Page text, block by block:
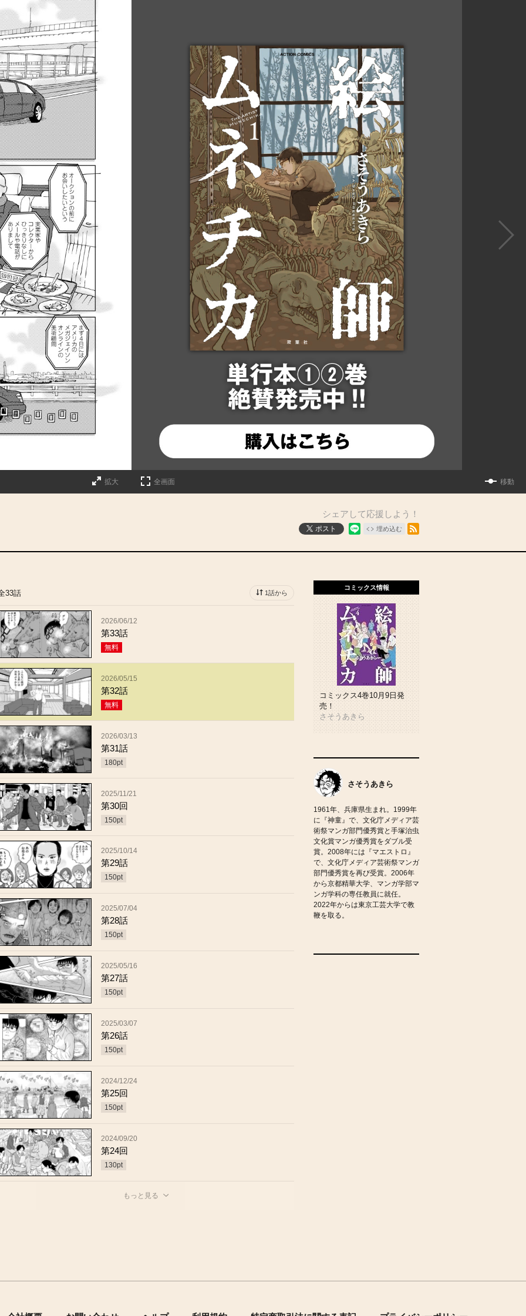
拡大 全画面 移動
シェアして応援しよう！
ポスト 埋め込む
33話 1話から
2026/06/12
第33話
無料
2026/05/15
第32話
無料
2026/03/13
第31話
180pt
2025/11/21
第30回
150pt
2025/10/14
第29話
150pt
2025/07/04
第28話
150pt
2025/05/16
第27話
150pt
2025/03/07
第26話
150pt
2024/12/24
第25回
150pt
2024/09/20
第24回
130pt
もっと見る
コミックス情報
コミックス4巻10月9日発
売！
さそうあきら
さそうあきら
1961年、兵庫県生まれ。1999年
に『神童』で、文化庁メディア芸
術祭マンガ部門優秀賞と手塚治虫
文化賞マンガ優秀賞をダブル受
賞。2008年には『マエストロ』
で、文化庁メディア芸術祭マンガ
部門優秀賞を再び受賞。2006年
から京都精華大学、マンガ学部マ
ンガ学科の専任教員に就任。
2022年からは東京工芸大学で教
鞭を取る。